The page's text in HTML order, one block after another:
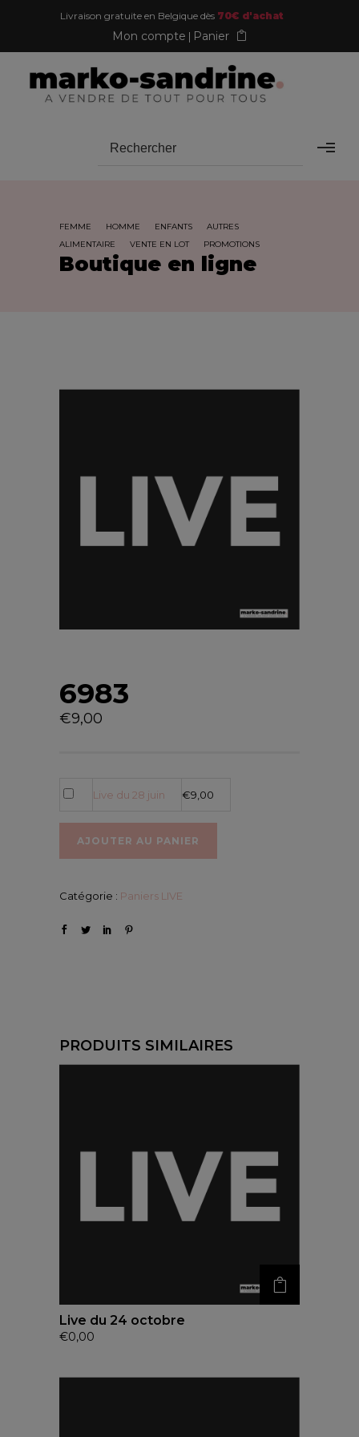
Livraison gratuite en Belgique dès 70€ d'achat
Mon compte Panier
FEMME HOMME ENFANTS
AUTRES
ALIMENTAIRE
VENTE EN LOT PROMOTIONS
Boutique en ligne
6983
€9,00
Live du 28 juin €9,00
AJOUTER AU PANIER
Catégorie : Paniers LIVE
PRODUITS SIMILAIRES
Live du 24 octobre
€0,00